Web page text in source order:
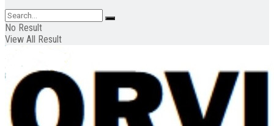
No Result
View All Result